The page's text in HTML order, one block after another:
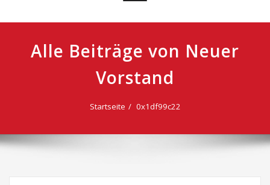
Alle Beiträge von Neuer
Vorstand
Startseite 0x1df99c22